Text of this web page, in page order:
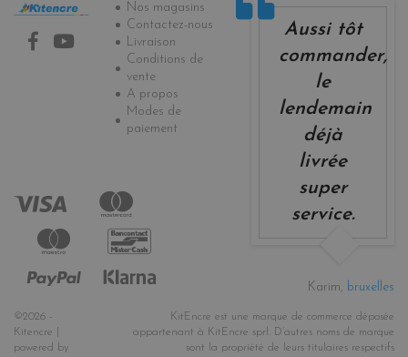
Informations
Nos magasins
Contactez-nous
Livraison
Conditions de
vente
A propos
Modes de
paiement
Aussi tôt
commander,
le
lendemain
déjà
livrée
super
service.
Karim, bruxelles
©2026 -
Kitencre |
powered by
KitEncre est une marque de commerce déposée
appartenant à KitEncre sprl. D’autres noms de marque
sont la propriété de leurs titulaires respectifs